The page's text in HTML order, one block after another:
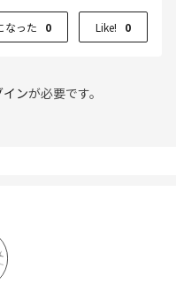
なった 0 Like! 0
ンが必要です。